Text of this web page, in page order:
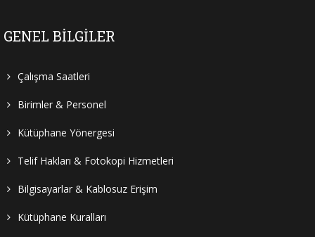
GENEL BILGILER
Çalışma Saatleri
Birimler & Personel
Kütüphane Yönergesi
Telif Hakları & Fotokopi Hizmetleri
Bilgisayarlar & Kablosuz Erişim
Kütüphane Kuralları